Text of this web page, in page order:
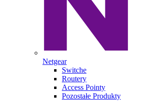
Netgear
Switche
Routery
Access Pointy
Pozostałe Produkty